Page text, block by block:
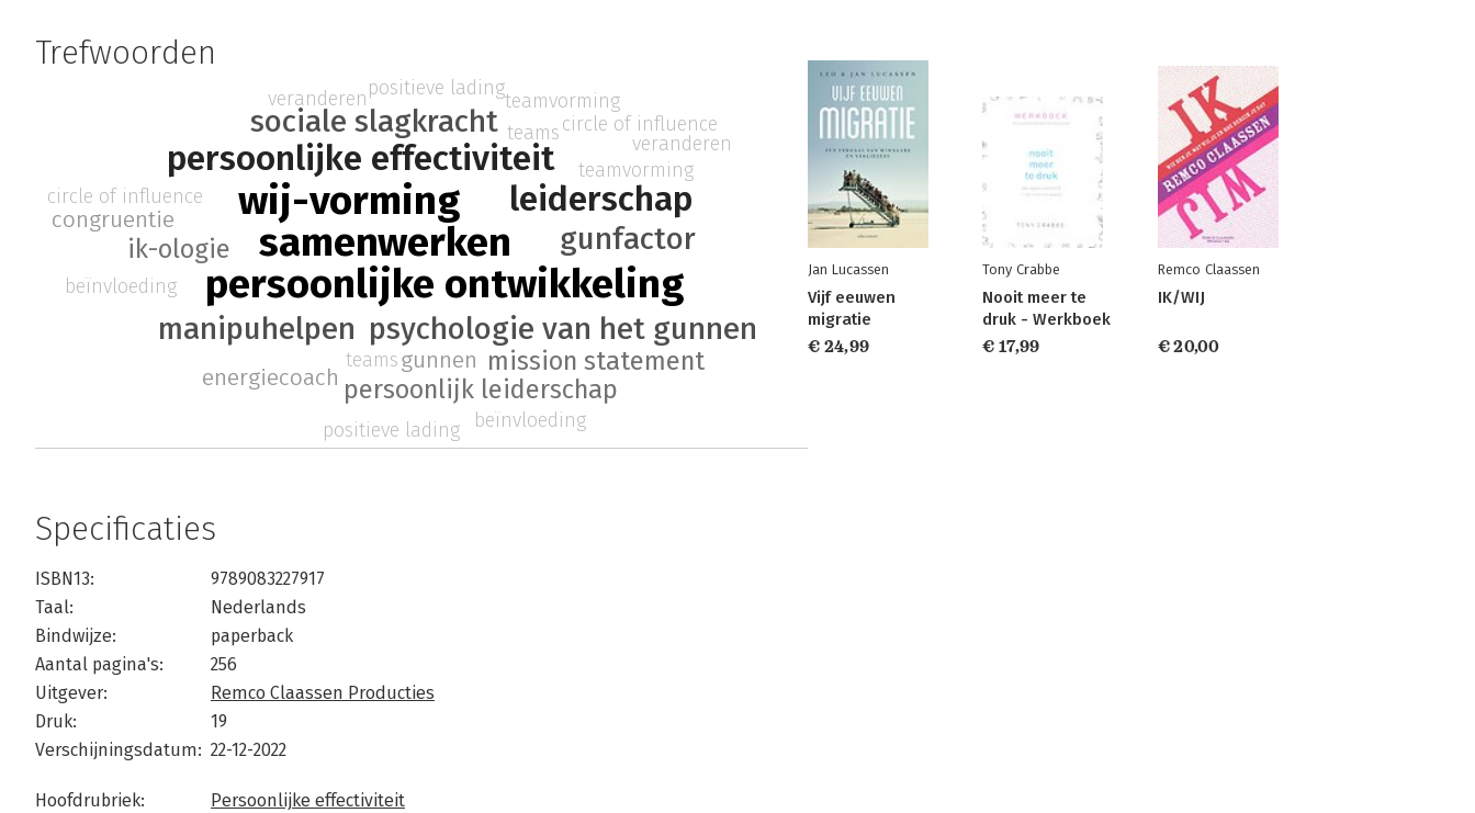
Trefwoorden
samenwerken
persoonlijke ontwikkeling
wij-vorming
persoonlijke effectiviteit
leiderschap
psychologie van het gunnen
gunfactor
manipuhelpen
sociale slagkracht
mission statement
persoonlijk leiderschap
ik-ologie
energiecoach
congruentie
gunnen
teamvorming
circle of influence
beïnvloeding
veranderen
teams
positieve lading
teamvorming
circle of influence
beïnvloeding
veranderen
teams
positieve lading
Specificaties
ISBN13:
9789083227917
Taal:
Nederlands
Bindwijze:
paperback
Aantal pagina's:
256
Uitgever:
Remco Claassen Producties
Druk:
19
Verschijningsdatum: 22-12-2022
Hoofdrubriek: Persoonlijke effectiviteit
Jan Lucassen
Vijf eeuwen
migratie
€ 24,99
Tony Crabbe
Nooit meer te
druk - Werkboek
€ 17,99
Remco Claassen
IK/WIJ
€ 20,00